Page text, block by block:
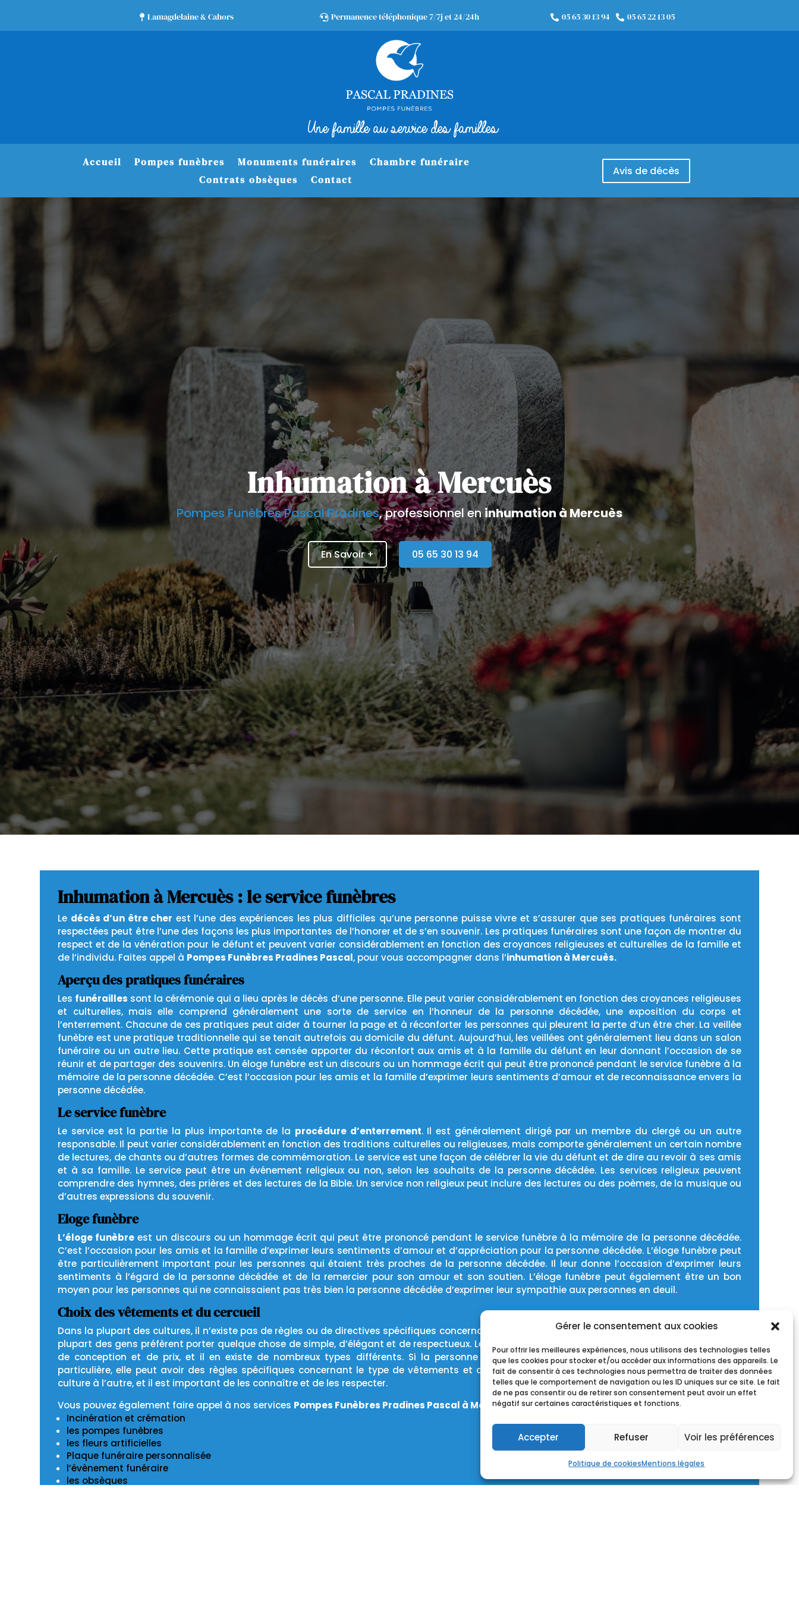
Gérer le consentement aux cookies
Pour offrir les meilleures expériences, nous utilisons des technologies telles
que les cookies pour stocker et/ou accéder aux informations des appareils. Le
fait de consentir à ces technologies nous permettra de traiter des données
telles que le comportement de navigation ou les ID uniques sur ce site. Le fait
de ne pas consentir ou de retirer son consentement peut avoir un effet
négatif sur certaines caractéristiques et fonctions.
Accepter Refuser Voir les préférences
Politique de cookiesMentions légales
 Lamagdelaine & Cahors  Permanence téléphonique 7/7j et 24/24h  05 65 30 13 94  05 65 22 13 05
Une famille au service des familles
Accueil Pompes funèbres Monuments funéraires
Chambre funéraire
Contrats obsèques
Contact
Avis de décès
Inhumation à Mercuès
Pompes Funèbres Pascal Pradines, professionnel eninhumation à Mercuès
En Savoir + 05 65 30 13 94
Inhumation à Mercuès : le service funèbres
Le décès d’un être cher est l’une des expériences les plus difficiles qu’une personne puisse vivre et s’assurer que ses pratiques funéraires sont
respectées peut être l’une des façons les plus importantes de l’honorer et de s’en souvenir. Les pratiques funéraires sont une façon de montrer du
respect et de la vénération pour le défunt et peuvent varier considérablement en fonction des croyances religieuses et culturelles de la famille et
de l’individu. Faites appel à Pompes Funèbres Pradines Pascal, pour vous accompagner dans l’inhumation à Mercuès.
Aperçu des pratiques funéraires
Les funérailles sont la cérémonie qui a lieu après le décès d’une personne. Elle peut varier considérablement en fonction des croyances religieuses
et culturelles, mais elle comprend généralement une sorte de service en l’honneur de la personne décédée, une exposition du corps et
l’enterrement. Chacune de ces pratiques peut aider à tourner la page et à réconforter les personnes qui pleurent la perte d’un être cher. La veillée
funèbre est une pratique traditionnelle qui se tenait autrefois au domicile du défunt. Aujourd’hui, les veillées ont généralement lieu dans un salon
funéraire ou un autre lieu. Cette pratique est censée apporter du réconfort aux amis et à la famille du défunt en leur donnant l’occasion de se
réunir et de partager des souvenirs. Un éloge funèbre est un discours ou un hommage écrit qui peut être prononcé pendant le service funèbre à la
mémoire de la personne décédée. C’est l’occasion pour les amis et la famille d’exprimer leurs sentiments d’amour et de reconnaissance envers la
personne décédée.
Le service funèbre
Le service est la partie la plus importante de la procédure d’enterrement. Il est généralement dirigé par un membre du clergé ou un autre
responsable. Il peut varier considérablement en fonction des traditions culturelles ou religieuses, mais comporte généralement un certain nombre
de lectures, de chants ou d’autres formes de commémoration. Le service est une façon de célébrer la vie du défunt et de dire au revoir à ses amis
et à sa famille. Le service peut être un événement religieux ou non, selon les souhaits de la personne décédée. Les services religieux peuvent
comprendre des hymnes, des prières et des lectures de la Bible. Un service non religieux peut inclure des lectures ou des poèmes, de la musique ou
d’autres expressions du souvenir.
Eloge funèbre
L’éloge funèbre est un discours ou un hommage écrit qui peut être prononcé pendant le service funèbre à la mémoire de la personne décédée.
C’est l’occasion pour les amis et la famille d’exprimer leurs sentiments d’amour et d’appréciation pour la personne décédée. L’éloge funèbre peut
être particulièrement important pour les personnes qui étaient très proches de la personne décédée. Il leur donne l’occasion d’exprimer leurs
sentiments à l’égard de la personne décédée et de la remercier pour son amour et son soutien. L’éloge funèbre peut également être un bon
moyen pour les personnes qui ne connaissaient pas très bien la personne décédée d’exprimer leur sympathie aux personnes en deuil.
Choix des vêtements et du cercueil
Dans la plupart des cultures, il n’existe pas de règles ou de directives spécifiques concernant le choix des vêtements ou du cercueil. Cependant, la
plupart des gens préfèrent porter quelque chose de simple, d’élégant et de respectueux. Les cercueils peuvent varier considérablement en termes
de conception et de prix, et il en existe de nombreux types différents. Si la personne décédée était d’une tradition culturelle ou religieuse
particulière, elle peut avoir des règles spécifiques concernant le type de vêtements et de cercueil utilisés. Ces coutumes peuvent varier d’une
culture à l’autre, et il est important de les connaître et de les respecter.
Vous pouvez également faire appel à nos services Pompes Funèbres Pradines Pascal à Mercuèspour:
Incinération et crémation
les pompes funèbres
les fleurs artificielles
Plaque funéraire personnalisée
l’évènement funéraire
les obsèques